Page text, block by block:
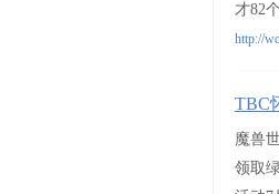
才82
http://
TBC
魔兽
领取